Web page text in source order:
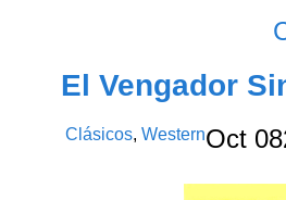
El Vengador
Clásicos,WesternOct 08